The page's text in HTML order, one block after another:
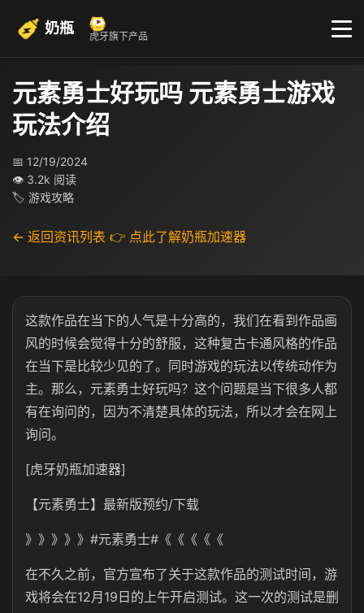
奶瓶 虎牙旗下产品
元素勇士好玩吗 元素勇士游戏
玩法介绍
📅 12/19/2024
👁 3.2k 阅读
🏷 游戏攻略
← 返回资讯列表 👉 点此了解奶瓶加速器
这款作品在当下的人气是十分高的，我们在看到作品画
风的时候会觉得十分的舒服，这种复古卡通风格的作品
在当下是比较少见的了。同时游戏的玩法以传统动作为
主。那么，元素勇士好玩吗？这个问题是当下很多人都
有在询问的，因为不清楚具体的玩法，所以才会在网上
询问。
[虎牙奶瓶加速器]
【元素勇士】最新版预约/下载
》》》》》#元素勇士#《《《《《
在不久之前，官方宣布了关于这款作品的测试时间，游
戏将会在12月19日的上午开启测试。这一次的测试是删